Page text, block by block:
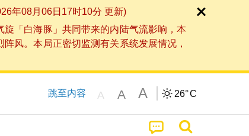
年08月06日17时10分 更新)
「白海豚」共同带来的内陆气流影响，本
风。本局正密切监测有关系统发展情况，
跳至内容 A A A 26°C